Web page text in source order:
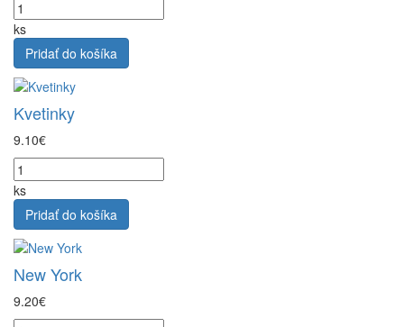
ks
Pridať do košíka
Kvetinky
9.10€
ks
Pridať do košíka
New York
9.20€